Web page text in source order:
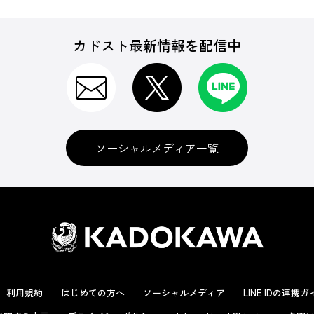
カドスト最新情報を配信中
ソーシャルメディア一覧
利用規約 はじめての方へ ソーシャルメディア LINE IDの連携ガ